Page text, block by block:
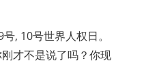
, 10号世界人权日。
才不是说了吗？你现